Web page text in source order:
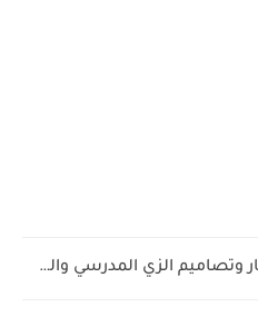
دليل أسعار وتصاميم الزي المدرسي والرياضي للمدارس الحكومية فى الامارات...